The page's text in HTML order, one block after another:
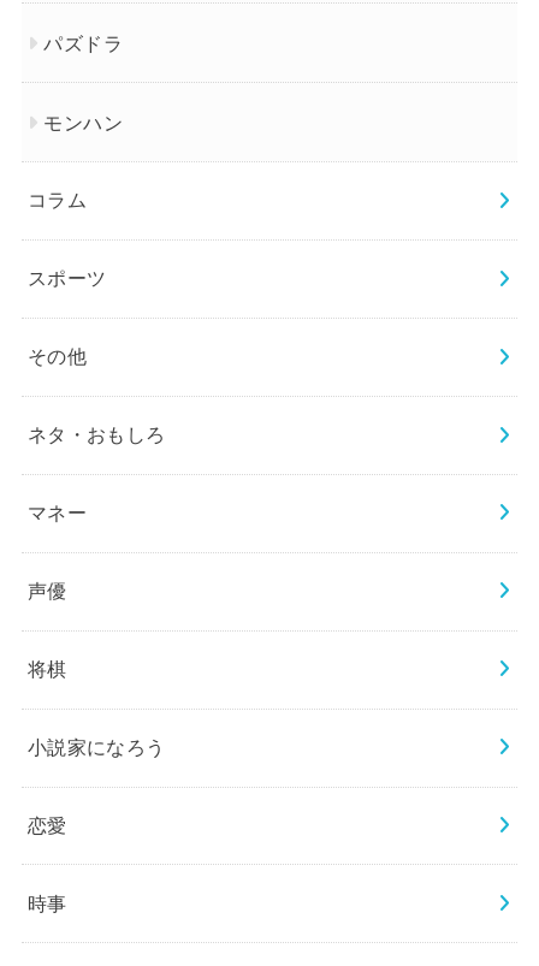
パズドラ
モンハン
コラム
スポーツ
その他
ネタ・おもしろ
マネー
声優
将棋
小説家になろう
恋愛
時事